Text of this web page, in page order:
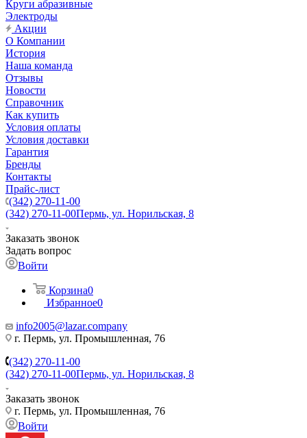
Круги абразивные
Электроды
Акции
О Компании
История
Наша команда
Отзывы
Новости
Справочник
Как купить
Условия оплаты
Условия доставки
Гарантия
Бренды
Контакты
Прайс-лист
(342) 270-11-00
(342) 270-11-00Пермь, ул. Норильская, 8
Заказать звонок
Задать вопрос
Войти
Корзина0
Избранное0
info2005@lazar.company
г. Пермь, ул. Промышленная, 76
(342) 270-11-00
(342) 270-11-00Пермь, ул. Норильская, 8
Заказать звонок
г. Пермь, ул. Промышленная, 76
Войти